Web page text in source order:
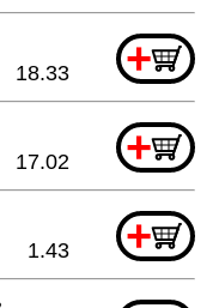
+
18.33
+
17.02
+
1.43